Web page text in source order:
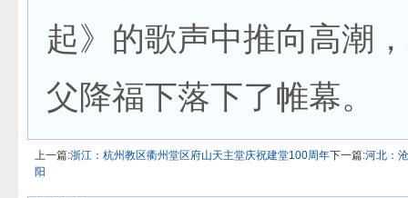
起》的歌声中推向高潮
父降福下落下了帷幕。
上一篇:浙江：杭州教区衢州堂区府山天主堂庆祝建堂100周年下一篇:河北：
阳